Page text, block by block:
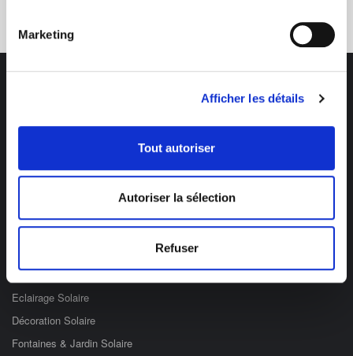
Marketing
Afficher les détails
Tout autoriser
Autoriser la sélection
Refuser
Des professionnels à votre écoute
03 89 59 05 50
Ouvert du lundi au vendredi
de 8h à 12h et de 14h à 17h
Eclairage Solaire
Décoration Solaire
Fontaines & Jardin Solaire